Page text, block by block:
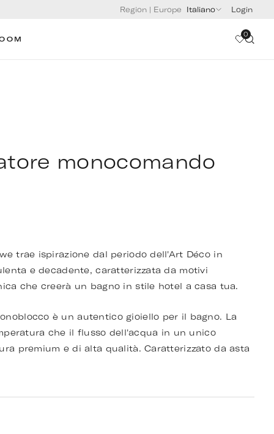
Region | Europe Italiano Login
0
monocomando
trae ispirazione dal periodo dell'Art Déco in
e decadente, caratterizzata da motivi
che creerà un bagno in stile hotel a casa tua.
è un autentico gioiello per il bagno. La
che il flusso dell'acqua in un unico
premium e di alta qualità. Caratterizzato da asta